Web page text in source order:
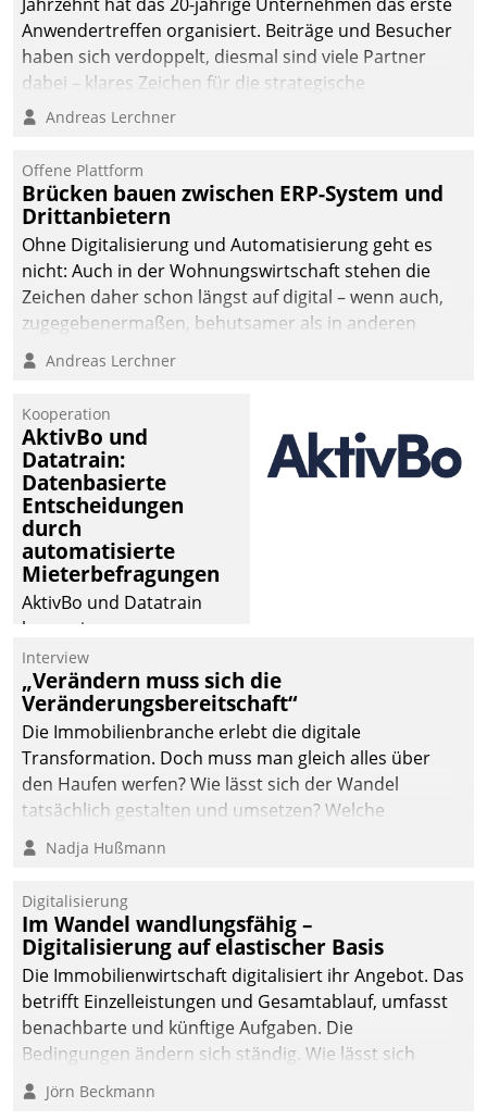
Anwendertreffen organisiert. Beiträge und Besucher
haben sich verdoppelt, diesmal sind viele Partner
dabei – klares Zeichen für die strategische
Fokussierung auf den Kunden.
Andreas Lerchner
Offene Plattform
Brücken bauen zwischen ERP-System und
Drittanbietern
Ohne Digitalisierung und Automatisierung geht es
nicht: Auch in der Wohnungswirtschaft stehen die
Zeichen daher schon längst auf digital – wenn auch,
zugegebenermaßen, behutsamer als in anderen
Branchen.
Andreas Lerchner
Kooperation
AktivBo und
Datatrain:
Datenbasierte
Entscheidungen
durch
automatisierte
Mieterbefragungen
AktivBo und Datatrain
kooperieren –
Immobilienunternehmen
profitieren: Die nahtlose
Integration der Lösungen
von AktivBo und
Datatrain ermöglicht
automatisiert ausgelöste,
zielgerichtete
Mieterbefragungen – eine
starke Grundlage für
intelligente,
datengestützte
Entscheidungen.
Interview
„Verändern muss sich die
Veränderungsbereitschaft“
Die Immobilienbranche erlebt die digitale
Transformation. Doch muss man gleich alles über
den Haufen werfen? Wie lässt sich der Wandel
tatsächlich gestalten und umsetzen? Welche
Argumente zählen wirklich?
Nadja Hußmann
Digitalisierung
Im Wandel wandlungsfähig –
Digitalisierung auf elastischer Basis
Die Immobilienwirtschaft digitalisiert ihr Angebot. Das
betrifft Einzelleistungen und Gesamtablauf, umfasst
benachbarte und künftige Aufgaben. Die
Bedingungen ändern sich ständig. Wie lässt sich
technisch die Kontrolle wahren und zugleich Freiraum
fürs Wachsen öffnen?
Jörn Beckmann